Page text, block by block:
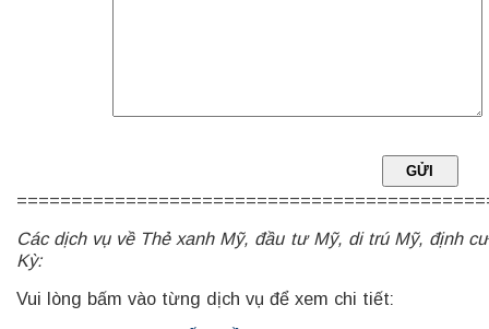
Các dịch vụ về Thẻ xanh Mỹ, đầu tư Mỹ, di trú Mỹ, định
Kỳ:
Vui lòng bấm vào từng dịch vụ để xem chi tiết: